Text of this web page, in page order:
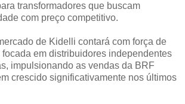
transformadores que buscam
com preço competitivo.
de Kidelli contará com força de
em distribuidores independentes
impulsionando as vendas da BRF
crescido significativamente nos últimos